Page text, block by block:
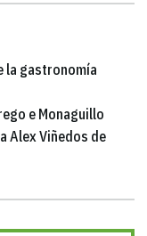
la gastronomía
e Monaguillo
Alex Viñedos de